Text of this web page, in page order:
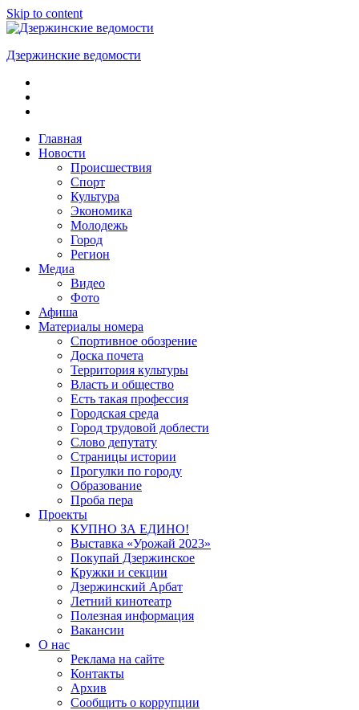
Skip to content
Дзержинские ведомости
ОБЩЕСТВЕННО-
ПОЛИТИЧЕСКАЯ
ГАЗЕТАГлавная
Новости
Происшествия
Спорт
Культура
Экономика
Молодежь
Город
Регион
Медиа
Видео
Фото
Афиша
Материалы номера
Спортивное обозрение
Доска почета
Территория культуры
Власть и общество
Есть такая профессия
Городская среда
Город трудовой доблести
Слово депутату
Страницы истории
Прогулки по городу
Образование
Проба пера
Проекты
КУПНО ЗА ЕДИНО!
Выставка «Урожай 2023»
Покупай Дзержинское
Кружки и секции
Дзержинский Арбат
Летний кинотеатр
Полезная информация
Вакансии
О нас
Реклама на сайте
Контакты
Архив
Сообщить о коррупции